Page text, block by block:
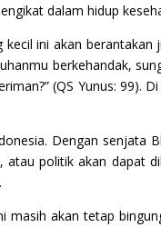
dalam hidup
ini akan
berkehandak,
(QS Yunus: 99).
Dengan senjata
atau politik akan dapat
masih akan tetap